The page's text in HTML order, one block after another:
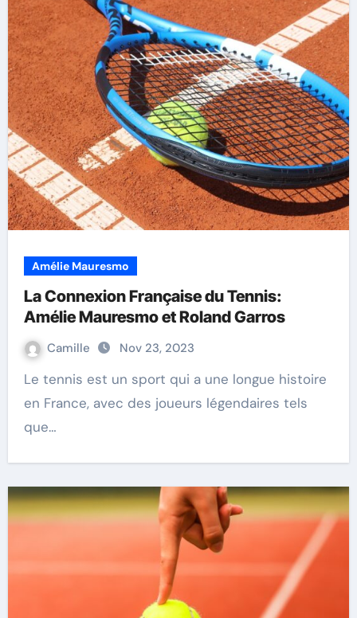
Amélie Mauresmo
La Connexion Française du Tennis:
Amélie Mauresmo et Roland Garros
Camille Nov 23, 2023
Le tennis est un sport qui a une longue histoire
en France, avec des joueurs légendaires tels
que…